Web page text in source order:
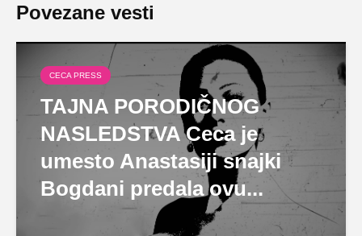
Povezane vesti
CECA PRESS
TAJNA PORODIČNOG
NASLEDSTVA Ceca je
umesto Anastasiji snajki
Bogdani predala ovu...